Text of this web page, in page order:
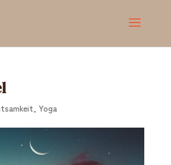
, Yoga